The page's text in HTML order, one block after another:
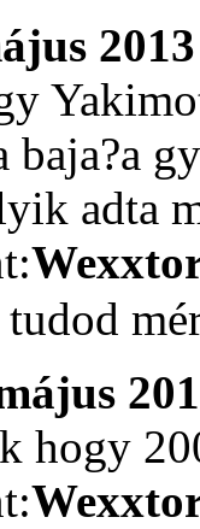
baja?a
adta
hogy